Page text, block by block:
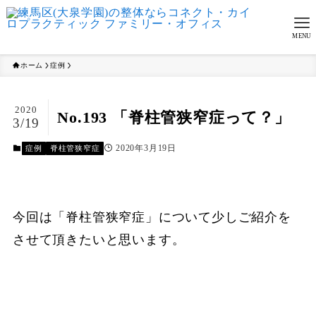
MENU
ホーム 症例
No.193 「脊柱管狭窄症って？」
2020
3/19
症例 脊柱管狭窄症 2020年3月19日
今回は「脊柱管狭窄症」について少しご紹介を
させて頂きたいと思います。